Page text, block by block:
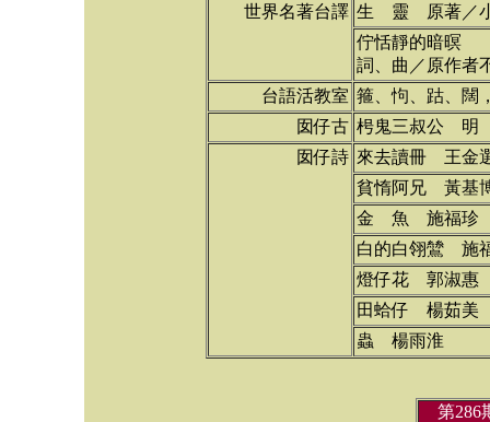
世界名著台譯 生 靈 原著／
佇恬靜的暗暝
詞、曲／原作
台語活教室 箍、怐、跍、闊
囡仔古 枵鬼三叔公
囡仔詩 來去讀冊 王金
貧惰阿兄 黃基
金 魚 施福珍
白的白翎鷥 施
燈仔花 郭淑惠
田蛤仔 楊茹美
蟲 楊雨淮
第286